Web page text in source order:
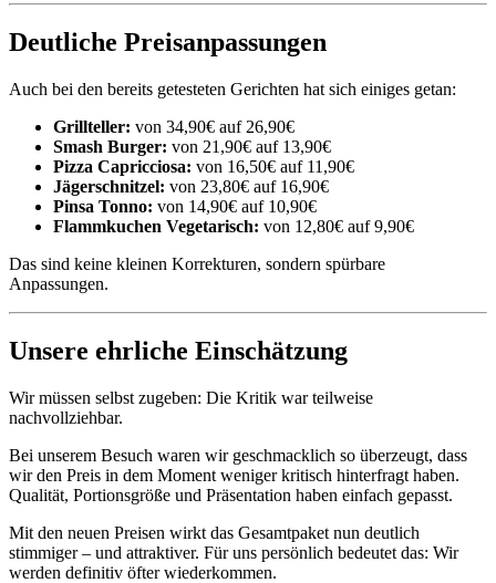
Deutliche Preisanpassungen
Auch bei den bereits getesteten Gerichten hat sich einiges getan:
Grillteller: von 34,90€ auf 26,90€
Smash Burger: von 21,90€ auf 13,90€
Pizza Capricciosa: von 16,50€ auf 11,90€
Jägerschnitzel: von 23,80€ auf 16,90€
Pinsa Tonno: von 14,90€ auf 10,90€
Flammkuchen Vegetarisch: von 12,80€ auf 9,90€
Das sind keine kleinen Korrekturen, sondern spürbare
Anpassungen.
Unsere ehrliche Einschätzung
Wir müssen selbst zugeben: Die Kritik war teilweise
nachvollziehbar.
Bei unserem Besuch waren wir geschmacklich so überzeugt, dass
wir den Preis in dem Moment weniger kritisch hinterfragt haben.
Qualität, Portionsgröße und Präsentation haben einfach gepasst.
Mit den neuen Preisen wirkt das Gesamtpaket nun deutlich
stimmiger – und attraktiver. Für uns persönlich bedeutet das: Wir
werden definitiv öfter wiederkommen.